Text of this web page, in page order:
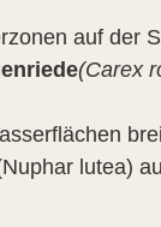
auf der
(Carex
lutea)